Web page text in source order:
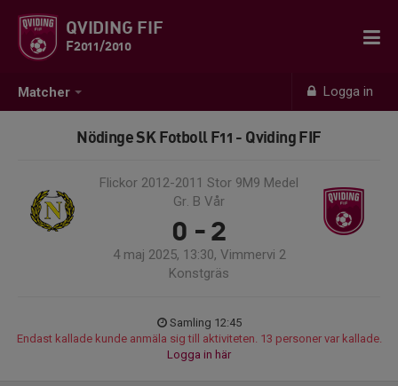
Matcher Logga in
QVIDING FIF
F2011/2010
Nödinge SK Fotboll F11 - Qviding FIF
Flickor 2012-2011 Stor 9M9 Medel
Gr. B Vår
0 - 2
4 maj 2025, 13:30, Vimmervi 2
Konstgräs
Samling 12:45
Endast kallade kunde anmäla sig till aktiviteten. 13 personer var kallade.
Logga in här